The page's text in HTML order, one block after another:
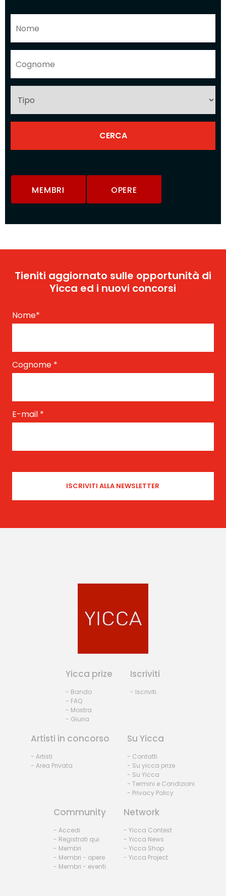
MEMBRI OPERE
Tieniti aggiornato sulle opportunità di
Yicca ed i nuovi concorsi
Nome*
Cognome *
E-mail *
Yicca prize
- Bando
- FAQ
- Mostra
- Giuria
Iscriviti
- Iscriviti
Artisti in concorso
- Artisti
- Area Privata
Su Yicca
- Contatti
- Su yicca prize
- Su Yicca
- Termini e Condizioni
- Privacy Policy
Community
- Accedi
- Registrati qui
- Membri
- Membri - opere
- Membri - eventi
Network
- Yicca Contest
- Yicca News
- Yicca Shop
- Yicca Project